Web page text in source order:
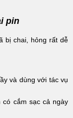
pin
bị chai, hỏng rất dễ
và dùng với tác vụ
có cắm sạc cả ngày